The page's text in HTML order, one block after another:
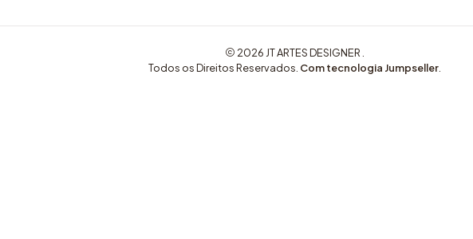
2026 JT ARTES DESIGNER .
Todos os Direitos Reservados. Com tecnologia Jumpseller.